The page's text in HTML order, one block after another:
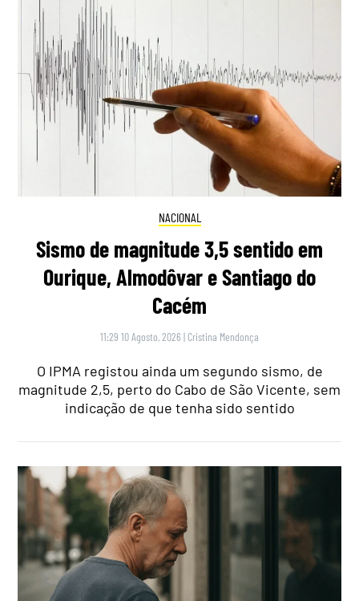
NACIONAL
Sismo de magnitude 3,5 sentido em
Ourique, Almodôvar e Santiago do
Cacém
11:29 10 Agosto, 2026 | Cristina Mendonça
O IPMA registou ainda um segundo sismo, de
magnitude 2,5, perto do Cabo de São Vicente, sem
indicação de que tenha sido sentido